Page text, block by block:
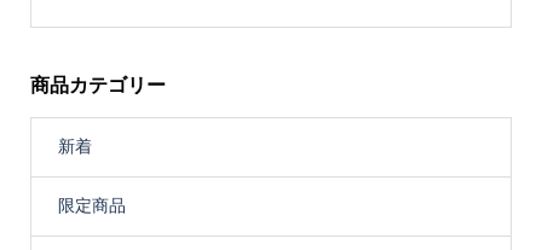
商品カテゴリー
新着
限定商品